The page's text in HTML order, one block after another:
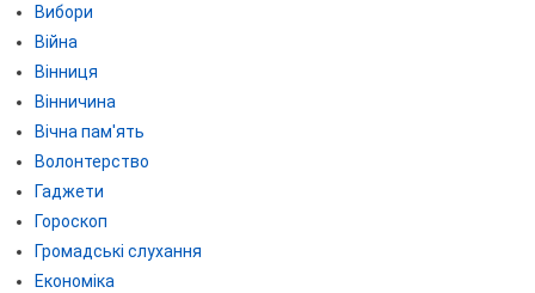
Вибори
Війна
Вінниця
Вінничина
Вічна пам'ять
Волонтерство
Гаджети
Гороскоп
Громадські слухання
Економіка